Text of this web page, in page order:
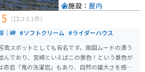
5 （口コミ1件）
｜岬 #ソフトクリーム #ライダーハウス
真スポットとしても有名です。南国ムードの漂う
んでおり、宮崎といえばこの景色！という景色が
奇岩「鬼の洗濯岩」もあり、自然の雄大さを感じ
施設： 屋内